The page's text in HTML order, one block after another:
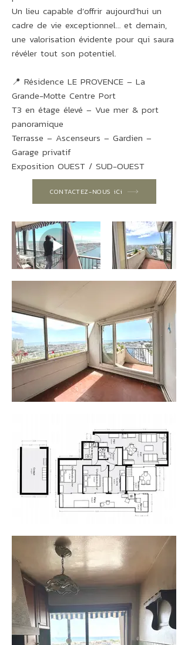
Un lieu capable d’offrir aujourd’hui un
cadre de vie exceptionnel… et demain,
une valorisation évidente pour qui saura
révéler tout son potentiel.
📍 Résidence LE PROVENCE – La
Grande-Motte Centre Port
T3 en étage élevé – Vue mer & port
panoramique
Terrasse – Ascenseurs – Gardien –
Garage privatif
Exposition OUEST / SUD-OUEST
CONTACTEZ-NOUS iCi